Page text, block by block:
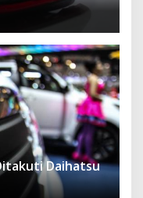
Daihatsu